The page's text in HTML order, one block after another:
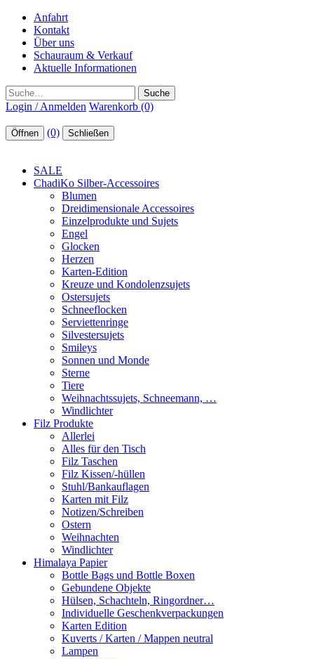
Anfahrt
Kontakt
Über uns
Schauraum & Verkauf
Aktuelle Informationen
Suche
Login / Anmelden Warenkorb (0)
Öffnen (0) Schließen
SALE
ChadiKo Silber-Accessoires
Blumen
Dreidimensionale Accessoires
Einzelprodukte und Sujets
Engel
Glocken
Herzen
Karten-Edition
Kreuze und Kondolenzsujets
Ostersujets
Schneeflocken
Serviettenringe
Silvestersujets
Smileys
Sonnen und Monde
Sterne
Tiere
Weihnachtssujets, Schneemann, …
Windlichter
Filz Produkte
Allerlei
Alles für den Tisch
Filz Taschen
Filz Kissen/-hüllen
Stuhl/Bankauflagen
Karten mit Filz
Notizen/Schreiben
Ostern
Weihnachten
Windlichter
Himalaya Papier
Bottle Bags und Bottle Boxen
Gebundene Objekte
Hülsen, Schachteln, Ringordner…
Individuelle Geschenkverpackungen
Karten Edition
Kuverts / Karten / Mappen neutral
Lampen